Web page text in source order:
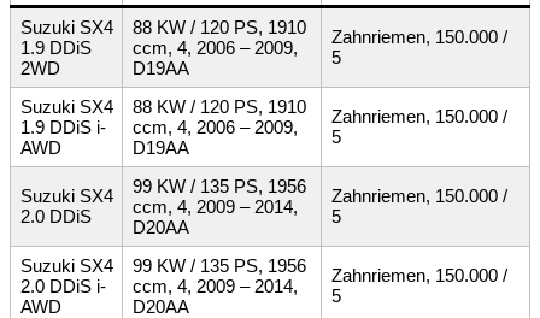
Suzuki SX4
1.9 DDiS
2WD
88 KW / 120 PS, 1910
ccm, 4, 2006 – 2009,
D19AA
Zahnriemen, 150.000 /
5
Suzuki SX4
1.9 DDiS i-
AWD
88 KW / 120 PS, 1910
ccm, 4, 2006 – 2009,
D19AA
Zahnriemen, 150.000 /
5
Suzuki SX4
2.0 DDiS
99 KW / 135 PS, 1956
ccm, 4, 2009 – 2014,
D20AA
Zahnriemen, 150.000 /
5
Suzuki SX4
2.0 DDiS i-
AWD
99 KW / 135 PS, 1956
ccm, 4, 2009 – 2014,
D20AA
Zahnriemen, 150.000 /
5